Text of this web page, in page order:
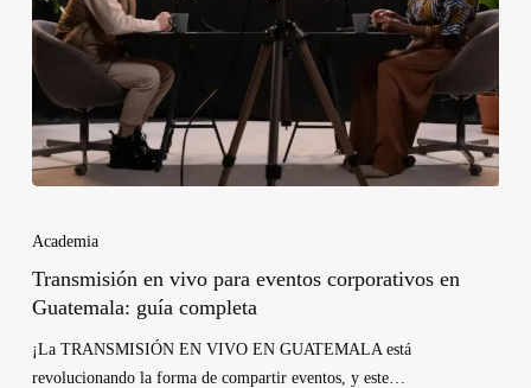
Academia
Transmisión en vivo para eventos corporativos en
Guatemala: guía completa
¡La TRANSMISIÓN EN VIVO EN GUATEMALA está
revolucionando la forma de compartir eventos, y este…